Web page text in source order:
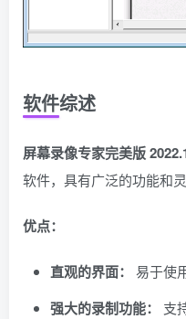
软件综述
屏幕录像专家完美版
软件，具有广泛的功能和灵
优点：
直观的界面： 易于使
强大的录制功能：
支